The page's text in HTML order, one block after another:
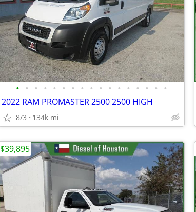
• • • • • • • • • • • • • • • • •
2022 RAM PROMASTER 2500 2500 HIGH
8/3 134k mi
$39,895